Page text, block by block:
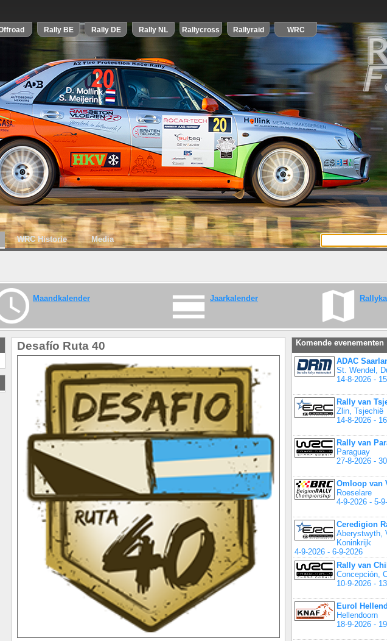
WRC Historie Media
Maandkalender Jaarkalender
Desafío Ruta 40
Komende evenementen
ADAC
St. Wendel,
14-8-2026 -
Rally van
Zlin, Tsjechië
14-8-2026 -
Rally van
Paraguay
27-8-2026 -
Omloop van
Roeselare
4-9-2026 - 5-
Ceredigion
Aberystwyth,
Koninkrijk
4-9-2026 - 6-9-2026
Rally van
Concepción,
10-9-2026 -
Eurol
Hellendoorn
18-9-2026 -